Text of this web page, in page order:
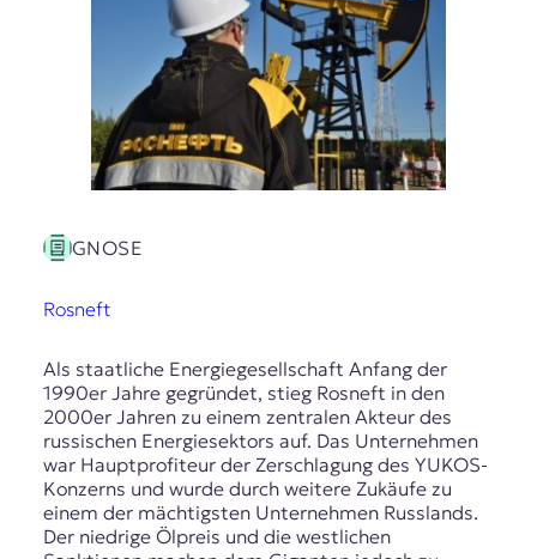
GNOSE
Rosneft
Als staatliche Energiegesellschaft Anfang der
1990er Jahre gegründet, stieg Rosneft in den
2000er Jahren zu einem zentralen Akteur des
russischen Energiesektors auf. Das Unternehmen
war Hauptprofiteur der Zerschlagung des YUKOS-
Konzerns und wurde durch weitere Zukäufe zu
einem der mächtigsten Unternehmen Russlands.
Der niedrige Ölpreis und die westlichen